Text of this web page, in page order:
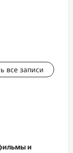
все записи
и